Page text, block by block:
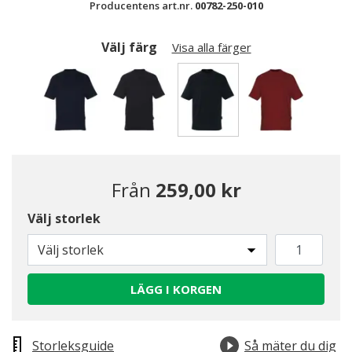
Producentens art.nr. 00782-250-010
Välj färg Visa alla färger
Från 259,00 kr
Välj storlek
Välj storlek
LÄGG I KORGEN
Storleksguide Så mäter du dig